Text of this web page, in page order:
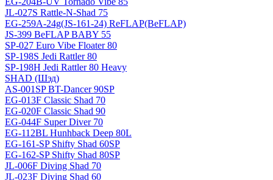
JL-027S Rattle-N-Shad 75
EG-259A-24g(JS-161-24) ReFLAP(BeFLAP)
JS-399 BeFLAP BABY 55
SP-027 Euro Vibe Floater 80
SP-198S Jedi Rattler 80
SP-198H Jedi Rattler 80 Heavy
SHAD (Шэд)
AS-001SP BT-Dancer 90SP
EG-013F Classic Shad 70
EG-020F Classic Shad 90
EG-044F Super Diver 70
EG-112BL Hunhback Deep 80L
EG-161-SP Shifty Shad 60SP
EG-162-SP Shifty Shad 80SP
JL-006F Diving Shad 70
JL-023F Diving Shad 60